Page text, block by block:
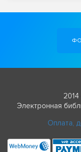
Электронная
Оплата,